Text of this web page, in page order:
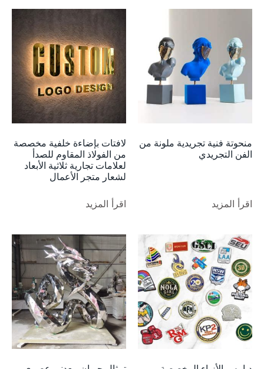
منحوتة فنية تجريدية ملونة من
الفن التجريدي
اقرأ المزيد
لافتات بإضاءة خلفية مخصصة
من الفولاذ المقاوم للصدأ
لعلامات تجارية ثلاثية الأبعاد
لشعار متجر الأعمال
اقرأ المزيد